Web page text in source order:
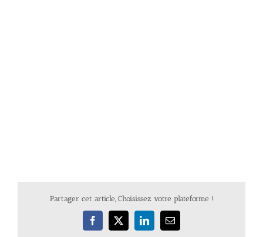
Partager cet article, Choisissez votre plateforme !
Facebook
X LinkedInEmail